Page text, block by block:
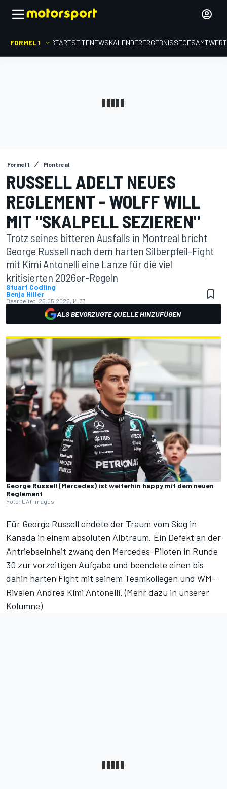
FORMEL 1 STARTSEITENEWSKALENDERERGEBNISSE
Formel 1 Montreal
RUSSELL ADELT NEUES
REGLEMENT - WOLFF WILL
MIT "SKALPELL SEZIEREN"
Trotz seines bitteren Ausfalls in Montreal bricht
George Russell nach dem harten Silberpfeil-Fight
mit Kimi Antonelli eine Lanze für die viel
kritisierten 2026er-Regeln
Stuart Codling
Benja Hiller
Bearbeitet: 25.05.2026, 14:33
ALS BEVORZUGTE QUELLE HINZUFÜGEN
George Russell (Mercedes) ist weiterhin happy mit dem neuen
Reglement
Foto: LAT Images
Für George Russell endete der Traum vom Sieg in
Kanada in einem absoluten Albtraum. Ein Defekt an der
Antriebseinheit zwang den Mercedes-Piloten in Runde
30 zurvorzeitigen Aufgabe und beendete einen bis
dahin harten Fight mit seinem Teamkollegen und WM-
Rivalen Andrea Kimi Antonelli. (Mehr dazu in unserer
Kolumne)